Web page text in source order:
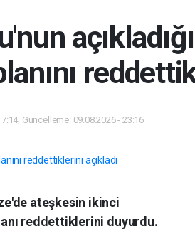
Güncelleme: 09.08.2026 - 23:16
ateşkesin ikinci
reddettiklerini duyurdu.